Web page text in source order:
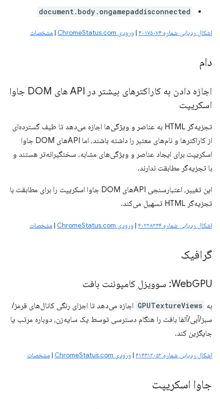
document.body.ongamepaddisconnected
اشکال ردیابی شماره ۴۰۱۷۵۰۷۴ |ورودی ChromeStatus.com | مشخصات
دام
اجازه دادن به کاراکترهای بیشتر در API های DOM جاوا
اسکریپت
تجزیه‌گر HTML به عناصر و ویژگی‌ها اجازه می‌دهد تا طیف گسترده‌ای
از کاراکترها و نام‌های معتبر را داشته باشند، اما APIهای DOM جاوا
اسکریپت برای ایجاد عناصر و ویژگی‌های مشابه، سختگیرانه‌تر هستند و
با تجزیه‌گر مطابقت ندارند.
این تغییر، اعتبارسنجی APIهای DOM جاوا اسکریپت را برای مطابقت با
تجزیه‌گر HTML تسهیل می‌کند.
اشکال ردیابی شماره ۴۰۲۲۸۲۳۴ |ورودی ChromeStatus.com | مشخصات
گرافیک
WebGPU: سوویزل کامپوننت بافت
به GPUTextureViews اجازه می‌دهد تا اجزای رنگی کانال‌های قرمز/
سبز/آبی/آلفا بافت را هنگام دسترسی توسط یک سایه‌زن، دوباره مرتب یا
جایگزین کند.
اشکال ردیابی شماره ۴۱۴۳۱۲۰۵۲ |ورودی ChromeStatus.com | مشخصات
جاوا اسکریپت